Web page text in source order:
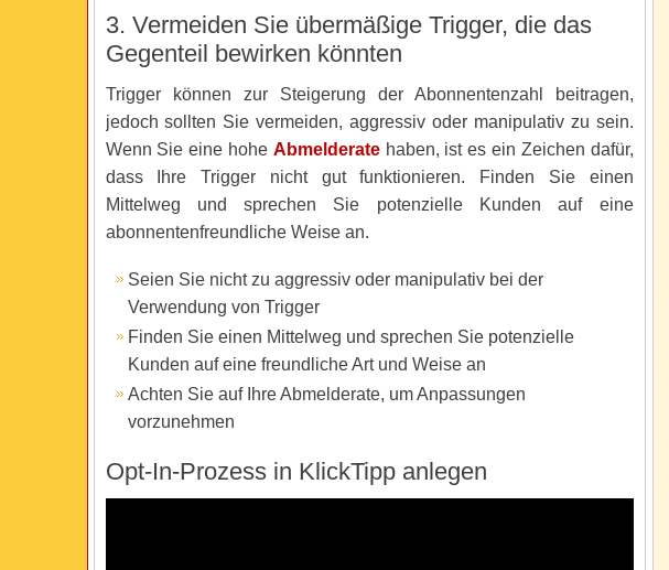
3. Vermeiden Sie übermäßige Trigger, die das
Gegenteil bewirken könnten
Trigger können zur Steigerung der Abonnentenzahl beitragen,
jedoch sollten Sie vermeiden, aggressiv oder manipulativ zu sein.
Wenn Sie eine hohe Abmelderatehaben, ist es ein Zeichen dafür,
dass Ihre Trigger nicht gut funktionieren. Finden Sie einen
Mittelweg und sprechen Sie potenzielle Kunden auf eine
abonnentenfreundliche Weise an.
Seien Sie nicht zu aggressiv oder manipulativ bei der
Verwendung von Trigger
Finden Sie einen Mittelweg und sprechen Sie potenzielle
Kunden auf eine freundliche Art und Weise an
Achten Sie auf Ihre Abmelderate, um Anpassungen
vorzunehmen
Opt-In-Prozess in KlickTipp anlegen